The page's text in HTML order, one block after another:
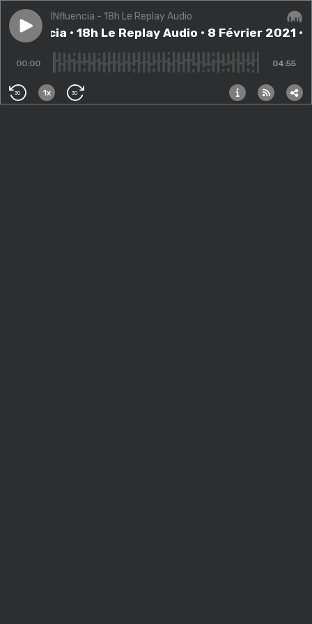
Play episodeINfluencia • 18h Le Replay Audio • 8 Février 2021 •
INfluencia - 18h Le Replay Audio
INfluencia • 18h Le Replay Audio • 8 Février
00:00 04:55
30 1x 30